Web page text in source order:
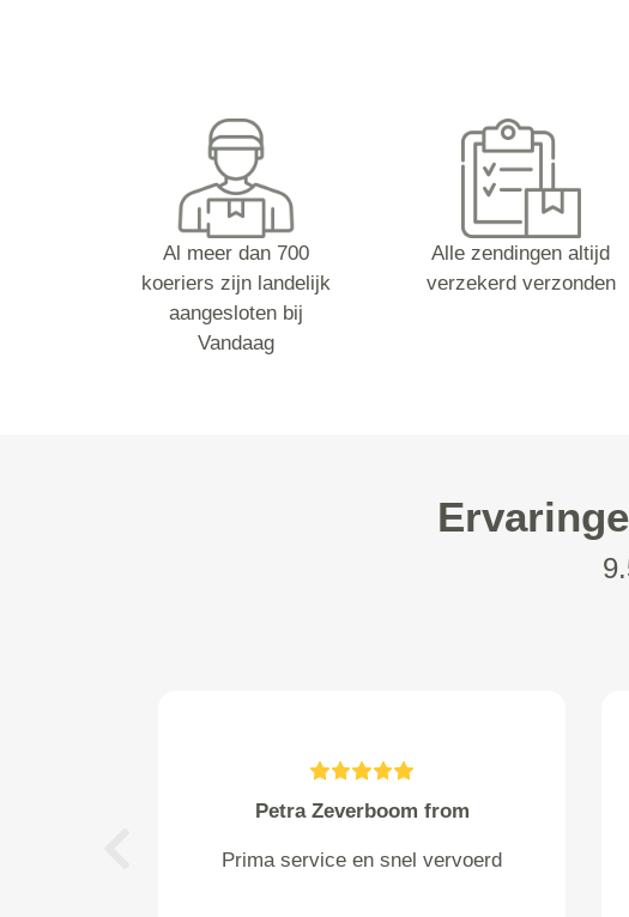
Al meer dan 700
koeriers zijn landelijk
aangesloten bij
Vandaag
Alle zendingen altijd
verzekerd verzonden
Petra Zeverboom from
Prima service en snel vervoerd